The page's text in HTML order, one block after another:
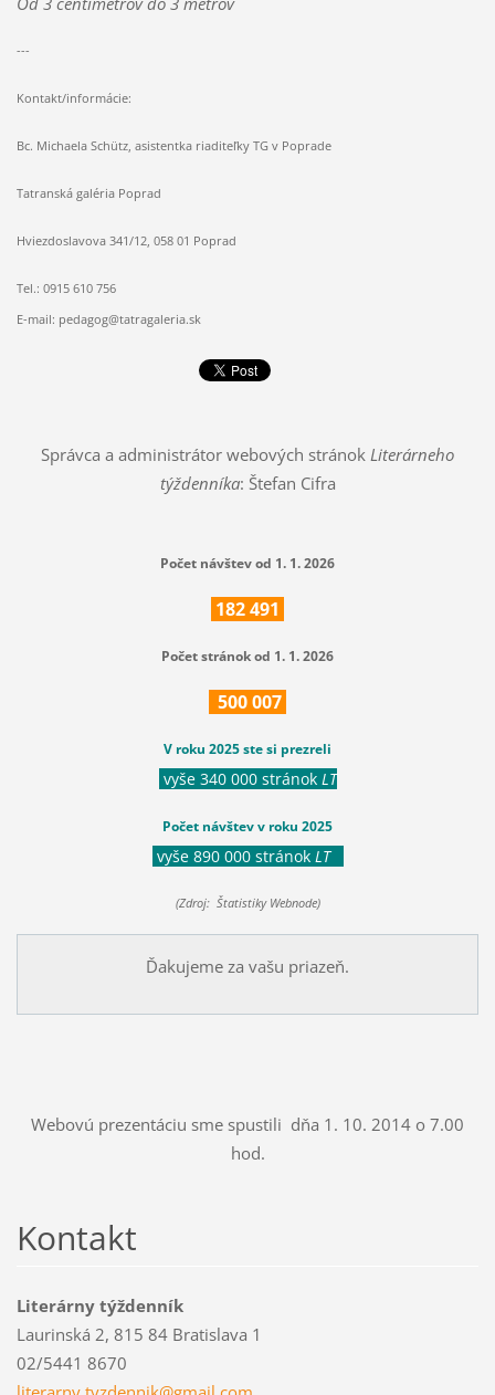
---
Kontakt/informácie:
Bc. Michaela Schütz, asistentka riaditeľky TG v Poprade
Tatranská galéria Poprad
Hviezdoslavova 341/12, 058 01 Poprad
Tel.: 0915 610 756
E-mail: pedagog@tatragaleria.sk
Správca a administrátor webových stránok Literárneho
týždenníka: Štefan Cifra
Počet návštev od 1. 1. 2026
182491
Počet stránok od 1. 1. 2026
500007
V roku 2025 ste si prezreli
vyše 340 000 stránok LT
Počet návštev v roku 2025
vyše 890 000 stránok LT
(Zdroj: Štatistiky Webnode)
Ďakujeme za vašu priazeň.
Webovú prezentáciu sme spustili dňa 1. 10. 2014 o 7.00
hod.
Kontakt
Literárny týždenník
Laurinská 2, 815 84 Bratislava 1
02/5441 8670